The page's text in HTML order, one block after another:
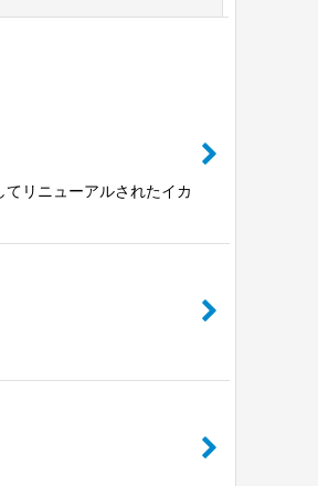
リニューアルされたイカ